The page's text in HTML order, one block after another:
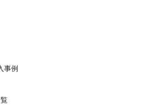
事例